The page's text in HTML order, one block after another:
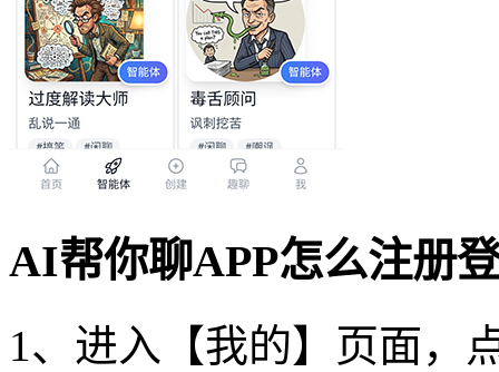
AI帮你聊APP怎么注册
1、进入【我的】页面，